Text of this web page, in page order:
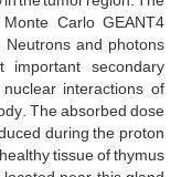
Carlo GEANT4
and photons
secondary
interactions of
The absorbed dose
during the proton
tissue of thymus